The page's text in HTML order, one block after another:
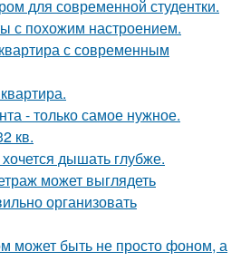
для современной студентки.
с похожим настроением.
с современным
- только самое нужное.
кв.
дышать глубже.
может выглядеть
организовать
может быть не просто фоном, а